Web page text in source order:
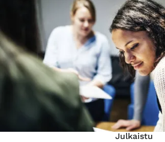
Julkaistu